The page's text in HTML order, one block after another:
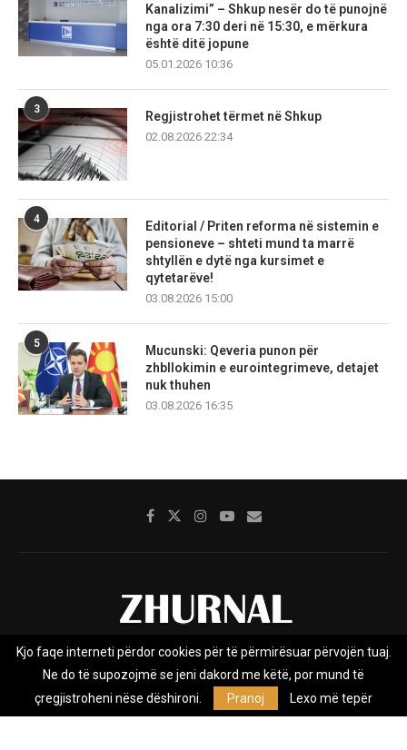
Kanalizimi” – Shkup nesër do të punojnë
nga ora 7:30 deri në 15:30, e mërkura
është ditë jopune
05.01.2026 10:36
3
Regjistrohet tërmet në Shkup
02.08.2026 22:34
4
Editorial / Priten reforma në sistemin e
pensioneve – shteti mund ta marrë
shtyllën e dytë nga kursimet e
qytetarëve!
03.08.2026 15:00
5
Mucunski: Qeveria punon për
zhbllokimin e eurointegrimeve, detajet
nuk thuhen
03.08.2026 16:35
Rreth nesh Impresumi Marketing
Kontakt
Privacy Policy
Zhurnal.mk është Agjenci e Lajmeve e pavarur, e themeluar në vitin
Kjo faqe interneti përdor cookies për të përmirësuar përvojën tuaj.
Ne do të supozojmë se jeni dakord me këtë, por mund të
çregjistroheni nëse dëshironi.
Pranoj Lexo më tepër